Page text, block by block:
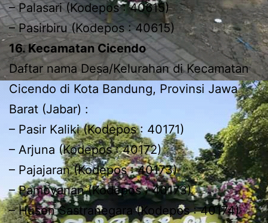
– Palasari (Kodepos : 40615)
– Pasirbiru (Kodepos : 40615)
16. Kecamatan Cicendo
Daftar nama Desa/Kelurahan di Kecamatan
Cicendo di Kota Bandung, Provinsi Jawa
Barat (Jabar) :
– Pasir Kaliki (Kodepos : 40171)
– Arjuna (Kodepos : 40172)
– Pajajaran (Kodepos : 40173)
– Pamoyanan (Kodepos : 40173)
– Husen Sastranegara (Kodepos : 40174)